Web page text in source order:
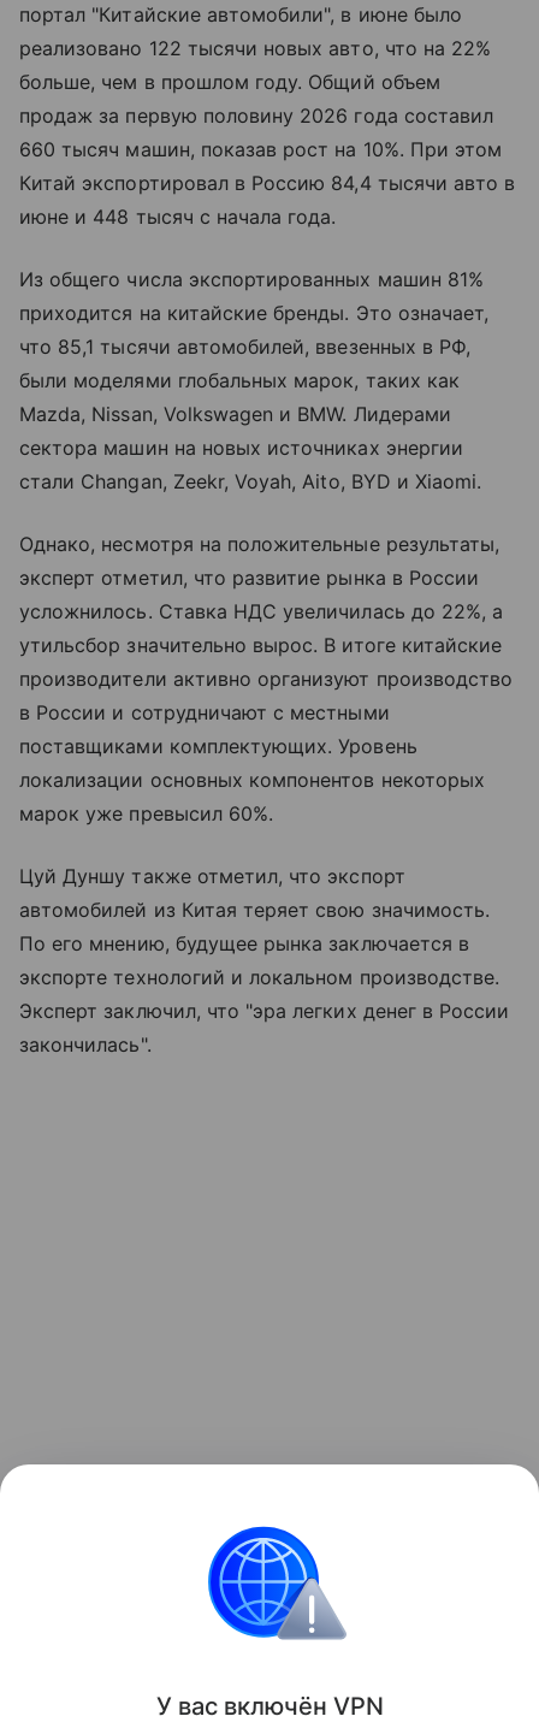
портал "Китайские автомобили", в июне было
реализовано 122 тысячи новых авто, что на 22%
больше, чем в прошлом году. Общий объем
продаж за первую половину 2026 года составил
660 тысяч машин, показав рост на 10%. При этом
Китай экспортировал в Россию 84,4 тысячи авто в
июне и 448 тысяч с начала года.
Из общего числа экспортированных машин 81%
приходится на китайские бренды. Это означает,
что 85,1 тысячи автомобилей, ввезенных в РФ,
были моделями глобальных марок, таких как
Mazda, Nissan, Volkswagen и BMW. Лидерами
сектора машин на новых источниках энергии
стали Changan, Zeekr, Voyah, Aito, BYD и Xiaomi.
Однако, несмотря на положительные результаты,
эксперт отметил, что развитие рынка в России
усложнилось. Ставка НДС увеличилась до 22%, а
утильсбор значительно вырос. В итоге китайские
производители активно организуют производство
в России и сотрудничают с местными
поставщиками комплектующих. Уровень
локализации основных компонентов некоторых
марок уже превысил 60%.
Цуй Дуншу также отметил, что экспорт
автомобилей из Китая теряет свою значимость.
По его мнению, будущее рынка заключается в
экспорте технологий и локальном производстве.
Эксперт заключил, что "эра легких денег в России
закончилась".
Ранее "РГ" рассказывала о том, какие
электромобили пользуются спросом на китайском
Поделиться
У вас включён VPN